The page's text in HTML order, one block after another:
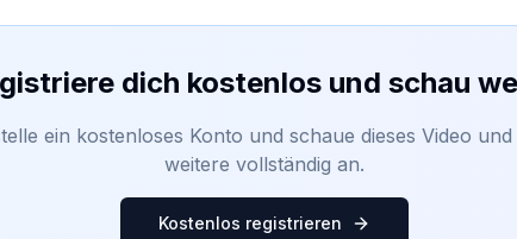
dich kostenlos und schau
ein kostenloses Konto und schaue dieses Video und
weitere vollständig an.
Kostenlos registrieren